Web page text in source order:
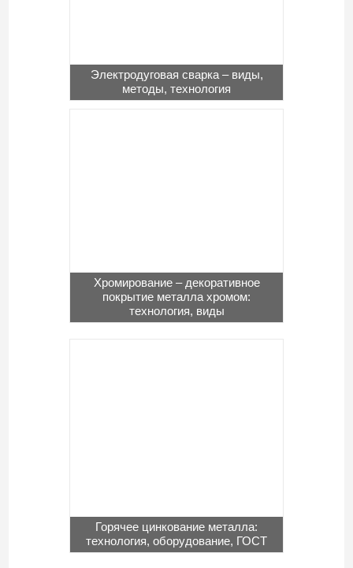
Электродуговая сварка – виды,
методы, технология
Хромирование – декоративное
покрытие металла хромом:
технология, виды
Горячее цинкование металла:
технология, оборудование, ГОСТ